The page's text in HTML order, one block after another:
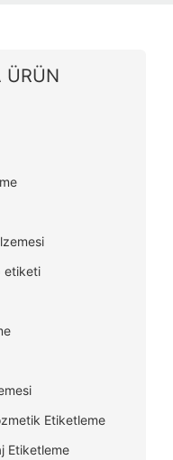
ÜRÜN
etiketi
Etiketleme
Etiketleme